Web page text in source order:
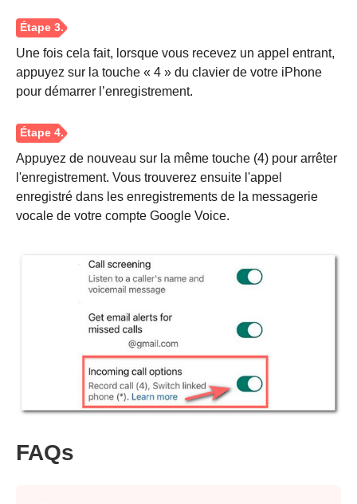
Étape 2.
Étape 3.
Une fois cela fait, lorsque vous recevez un appel entrant,
appuyez sur la touche « 4 » du clavier de votre iPhone
pour démarrer l’enregistrement.
Appuyez de nouveau sur la même touche (4) pour arrêter
l'enregistrement. Vous trouverez ensuite l'appel
enregistré dans les enregistrements de la messagerie
vocale de votre compte Google Voice.
FAQs